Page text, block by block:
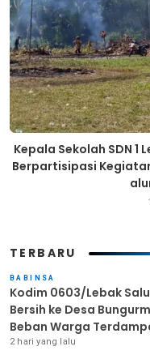
Kepala Sekolah SDN
Berpartisipasi
TERBARU
BABINSA
Kodim 0603/Lebak
Bersih ke Desa
Beban Warga
2 hari yang lalu